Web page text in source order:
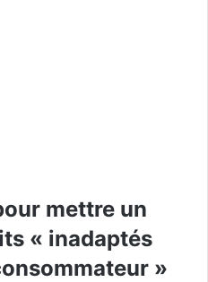
mettre un
« inadaptés
»